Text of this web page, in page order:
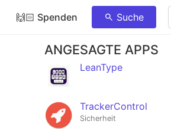
🙌🏻 Spenden Suche
ANGESAGTE APPS
LeanType
TrackerControl
Sicherheit